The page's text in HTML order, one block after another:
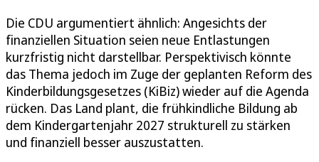
Die CDU argumentiert ähnlich: Angesichts der
finanziellen Situation seien neue Entlastungen
kurzfristig nicht darstellbar. Perspektivisch könnte
das Thema jedoch im Zuge der geplanten Reform des
Kinderbildungsgesetzes (KiBiz) wieder auf die Agenda
rücken. Das Land plant, die frühkindliche Bildung ab
dem Kindergartenjahr 2027 strukturell zu stärken
und finanziell besser auszustatten.